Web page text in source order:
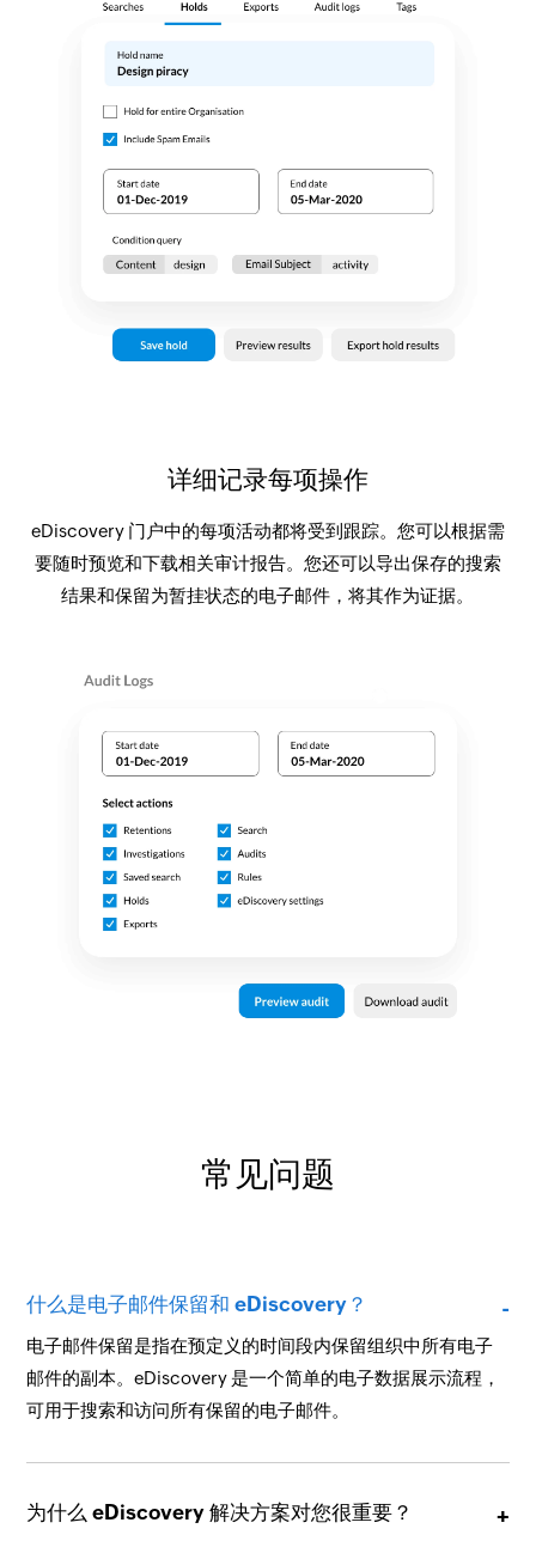
详细记录每项操作
eDiscovery 门户中的每项活动都将受到跟踪。您可以根据需
要随时预览和下载相关审计报告。您还可以导出保存的搜索
结果和保留为暂挂状态的电子邮件，将其作为证据。
常见问题
什么是电子邮件保留和 eDiscovery？
电子邮件保留是指在预定义的时间段内保留组织中所有电子
邮件的副本。eDiscovery 是一个简单的电子数据展示流程，
可用于搜索和访问所有保留的电子邮件。
为什么 eDiscovery 解决方案对您很重要？